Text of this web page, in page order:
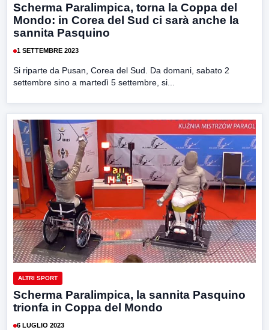
Scherma Paralimpica, torna la Coppa del
Mondo: in Corea del Sud ci sarà anche la
sannita Pasquino
1 SETTEMBRE 2023
Si riparte da Pusan, Corea del Sud. Da domani, sabato 2
settembre sino a martedì 5 settembre, si...
ALTRI SPORT
Scherma Paralimpica, la sannita Pasquino
trionfa in Coppa del Mondo
6 LUGLIO 2023